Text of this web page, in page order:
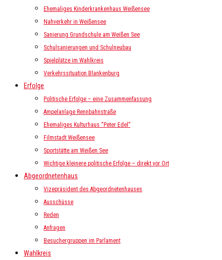
Ehemaliges Kinderkrankenhaus Weißensee
Nahverkehr in Weißensee
Sanierung Grundschule am Weißen See
Schulsanierungen und Schulneubau
Spielplätze im Wahlkreis
Verkehrssituation Blankenburg
Erfolge
Politische Erfolge – eine Zusammenfassung
Ampelanlage Rennbahnstraße
Ehemaliges Kulturhaus “Peter Edel”
Filmstadt Weißensee
Sportstätte am Weißen See
Wichtige kleinere politische Erfolge – direkt vor Ort
Abgeordnetenhaus
Vizepräsident des Abgeordnetenhauses
Ausschüsse
Reden
Anfragen
Besuchergruppen im Parlament
Wahlkreis